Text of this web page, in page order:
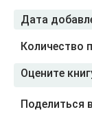
Дата
Количество
Оцените
Поделиться